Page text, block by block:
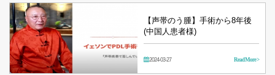
【声帯のう腫】手術から8年後
(中国人患者様)
2024-03-27 Read More >